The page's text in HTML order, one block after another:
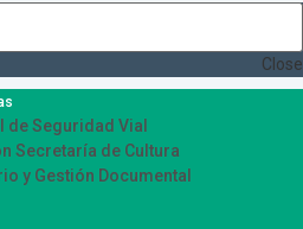
Close
de Seguridad Vial
Secretaría de Cultura
y Gestión Documental